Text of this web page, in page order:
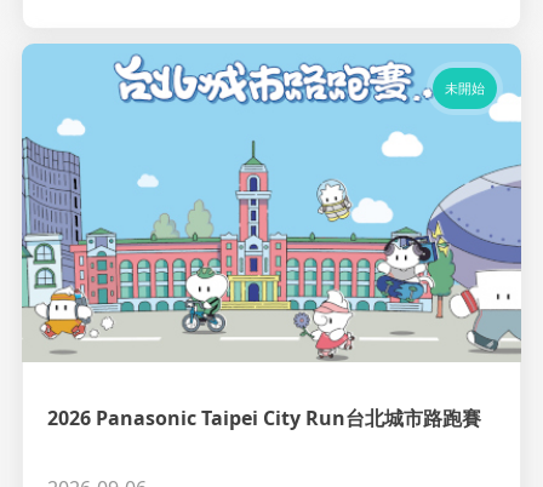
未開始
2026 Panasonic Taipei City Run台北城市路跑賽